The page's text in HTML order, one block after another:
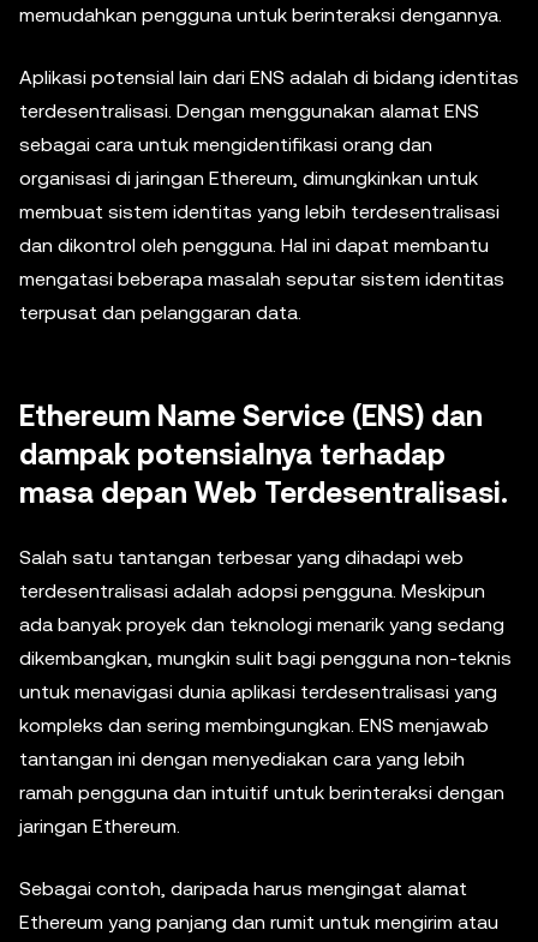
memudahkan pengguna untuk berinteraksi dengannya.
Aplikasi potensial lain dari ENS adalah di bidang identitas
terdesentralisasi. Dengan menggunakan alamat ENS
sebagai cara untuk mengidentifikasi orang dan
organisasi di jaringan Ethereum, dimungkinkan untuk
membuat sistem identitas yang lebih terdesentralisasi
dan dikontrol oleh pengguna. Hal ini dapat membantu
mengatasi beberapa masalah seputar sistem identitas
terpusat dan pelanggaran data.
Ethereum Name Service (ENS) dan
dampak potensialnya terhadap
masa depan Web Terdesentralisasi.
Salah satu tantangan terbesar yang dihadapi web
terdesentralisasi adalah adopsi pengguna. Meskipun
ada banyak proyek dan teknologi menarik yang sedang
dikembangkan, mungkin sulit bagi pengguna non-teknis
untuk menavigasi dunia aplikasi terdesentralisasi yang
kompleks dan sering membingungkan. ENS menjawab
tantangan ini dengan menyediakan cara yang lebih
ramah pengguna dan intuitif untuk berinteraksi dengan
jaringan Ethereum.
Sebagai contoh, daripada harus mengingat alamat
Ethereum yang panjang dan rumit untuk mengirim atau